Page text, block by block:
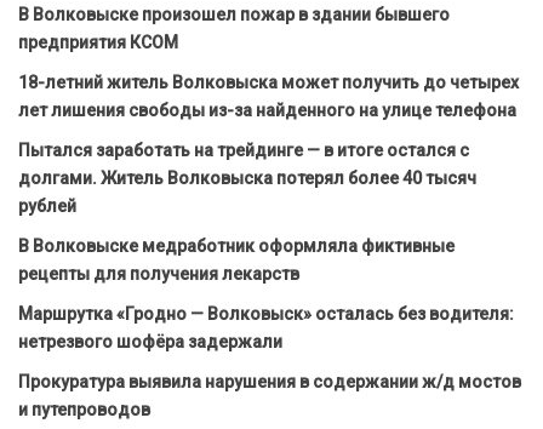
В Волковыске произошел пожар в здании бывшего
предприятия КСОМ
18-летний житель Волковыска может получить до четырех
лет лишения свободы из-за найденного на улице телефона
Пытался заработать на трейдинге — в итоге остался с
долгами. Житель Волковыска потерял более 40 тысяч
рублей
В Волковыске медработник оформляла фиктивные
рецепты для получения лекарств
Маршрутка «Гродно — Волковыск» осталась без водителя:
нетрезвого шофёра задержали
Прокуратура выявила нарушения в содержании ж/д мостов
и путепроводов